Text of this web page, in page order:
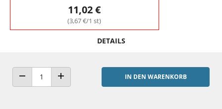
11,02 €
(3,67 €/1 st)
DETAILS
ANZAHL VERRINGERNANZAHL ERHÖHEN
IN DEN WARENKORB